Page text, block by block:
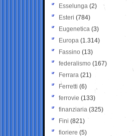
Esselunga (2)
Esteri (784)
Eugenetica (3)
Europa (1.314)
Fassino (13)
federalismo (167)
Ferrara (21)
Ferretti (6)
ferrovie (133)
finanziaria (325)
Fini (821)
fioriere (5)